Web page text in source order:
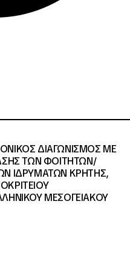
ΔΙΑΓΩΝΙΣΜΟΣ ΜΕ
ΤΩΝ ΦΟΙΤΗΤΩΝ/
ΙΔΡΥΜΑΤΩΝ KΡΗΤΗΣ,
ΜΕΣΟΓΕΙΑΚΟΥ